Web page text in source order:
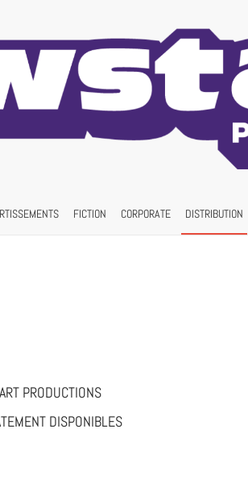
FICTION CORPORATE DISTRIBUTION
PRODUCTIONS
DISPONIBLES